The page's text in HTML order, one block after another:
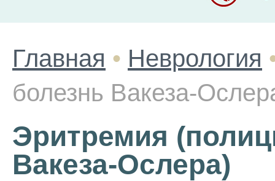
Главная • Неврология
болезнь Вакеза-
Эритремия
Вакеза-Ослера)